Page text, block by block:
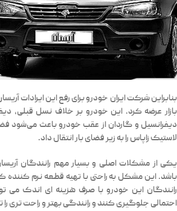
بازار عرضه کرد. این خودرو بر خلاف نسل قبلی،
دیفرانسیل و گاردان از عقب خودرو باعث می‌شود
لاستیک زاپاس را به زیر فضای بار انتقال داد.
یکی از مشکلات اصلی و بسیار مهم رانندگان
باشد. این مشکل به راحتی با تهیه قطعه نرم کننده
رانندگان این خودرو با صرف هزینه ای اندک می
احتمالی جلوگیری کنند و رانندگی بهتر و راحت تری را